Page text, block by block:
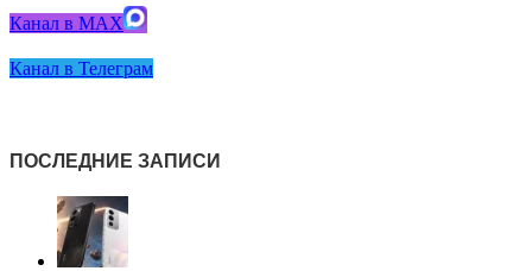
Канал в MAX
Канал в Телеграм
ПОСЛЕДНИЕ ЗАПИСИ